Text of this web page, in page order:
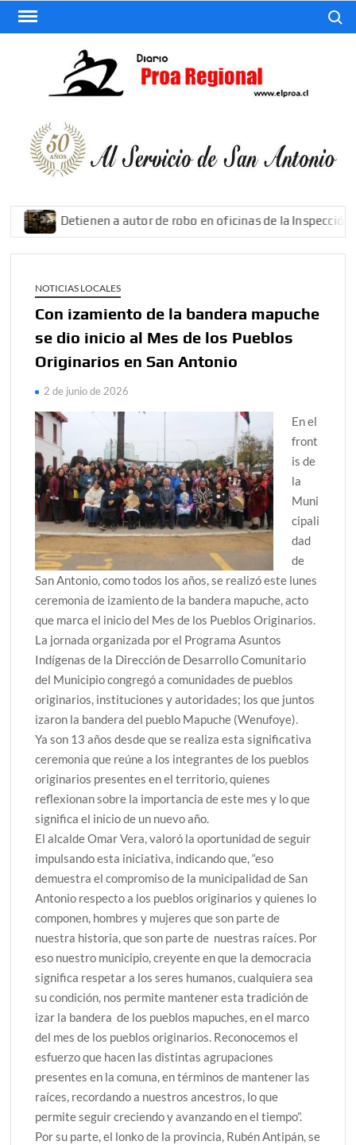
Saltar
Detienen a autor de robo en oficinas de la Inspección del
NOTICIAS LOCALES
Con izamiento de la bandera mapuche
se dio inicio al Mes de los Pueblos
Originarios en San Antonio
2 de junio de 2026
En el
front
is de
la
Muni
cipali
dad
de
San Antonio, como todos los años, se realizó este lunes
ceremonia de izamiento de la bandera mapuche, acto
que marca el inicio del Mes de los Pueblos Originarios.
La jornada organizada por el Programa Asuntos
Indígenas de la Dirección de Desarrollo Comunitario
del Municipio congregó a comunidades de pueblos
originarios, instituciones y autoridades; los que juntos
izaron la bandera del pueblo Mapuche (Wenufoye).
Ya son 13 años desde que se realiza esta significativa
ceremonia que reúne a los integrantes de los pueblos
originarios presentes en el territorio, quienes
reflexionan sobre la importancia de este mes y lo que
significa el inicio de un nuevo año.
El alcalde Omar Vera, valoró la oportunidad de seguir
impulsando esta iniciativa, indicando que, “eso
demuestra el compromiso de la municipalidad de San
Antonio respecto a los pueblos originarios y quienes lo
componen, hombres y mujeres que son parte de
nuestra historia, que son parte de nuestras raíces. Por
eso nuestro municipio, creyente en que la democracia
significa respetar a los seres humanos, cualquiera sea
su condición, nos permite mantener esta tradición de
izar la bandera de los pueblos mapuches, en el marco
del mes de los pueblos originarios. Reconocemos el
esfuerzo que hacen las distintas agrupaciones
presentes en la comuna, en términos de mantener las
raíces, recordando a nuestros ancestros, lo que
permite seguir creciendo y avanzando en el tiempo”.
Por su parte, el lonko de la provincia, Rubén Antipán, se